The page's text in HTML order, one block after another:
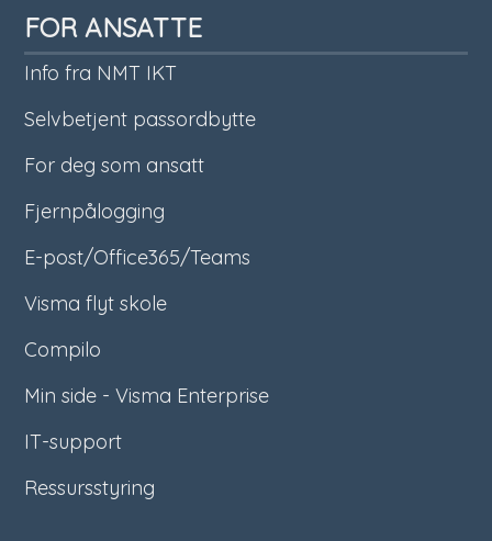
FOR ANSATTE
Info fra NMT IKT
Selvbetjent passordbytte
For deg som ansatt
Fjernpålogging
E-post/Office365/Teams
Visma flyt skole
Compilo
Min side - Visma Enterprise
IT-support
Ressursstyring